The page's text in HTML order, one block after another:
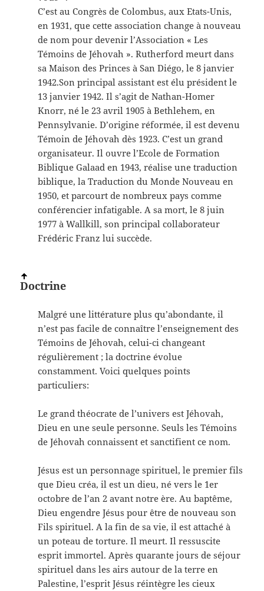
C’est au Congrès de Colombus, aux Etats-Unis,
en 1931, que cette association change à nouveau
de nom pour devenir l’Association « Les
Témoins de Jéhovah ». Rutherford meurt dans
sa Maison des Princes à San Diégo, le 8 janvier
1942.Son principal assistant est élu président le
13 janvier 1942. Il s’agit de Nathan-Homer
Knorr, né le 23 avril 1905 à Bethlehem, en
Pennsylvanie. D’origine réformée, il est devenu
Témoin de Jéhovah dès 1923. C’est un grand
organisateur. Il ouvre l’Ecole de Formation
Biblique Galaad en 1943, réalise une traduction
biblique, la Traduction du Monde Nouveau en
1950, et parcourt de nombreux pays comme
conférencier infatigable. A sa mort, le 8 juin
1977 à Wallkill, son principal collaborateur
Frédéric Franz lui succède.
Doctrine
Malgré une littérature plus qu’abondante, il
n’est pas facile de connaître l’enseignement des
Témoins de Jéhovah, celui-ci changeant
régulièrement ; la doctrine évolue
constamment. Voici quelques points
particuliers:
Le grand théocrate de l’univers est Jéhovah,
Dieu en une seule personne. Seuls les Témoins
de Jéhovah connaissent et sanctifient ce nom.
Jésus est un personnage spirituel, le premier fils
que Dieu créa, il est un dieu, né vers le 1er
octobre de l’an 2 avant notre ère. Au baptême,
Dieu engendre Jésus pour être de nouveau son
Fils spirituel. A la fin de sa vie, il est attaché à
un poteau de torture. Il meurt. Il ressuscite
esprit immortel. Après quarante jours de séjour
spirituel dans les airs autour de la terre en
Palestine, l’esprit Jésus réintègre les cieux